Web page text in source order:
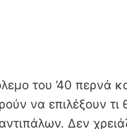
του ’40 περνά
να επιλέξουν
Δεν